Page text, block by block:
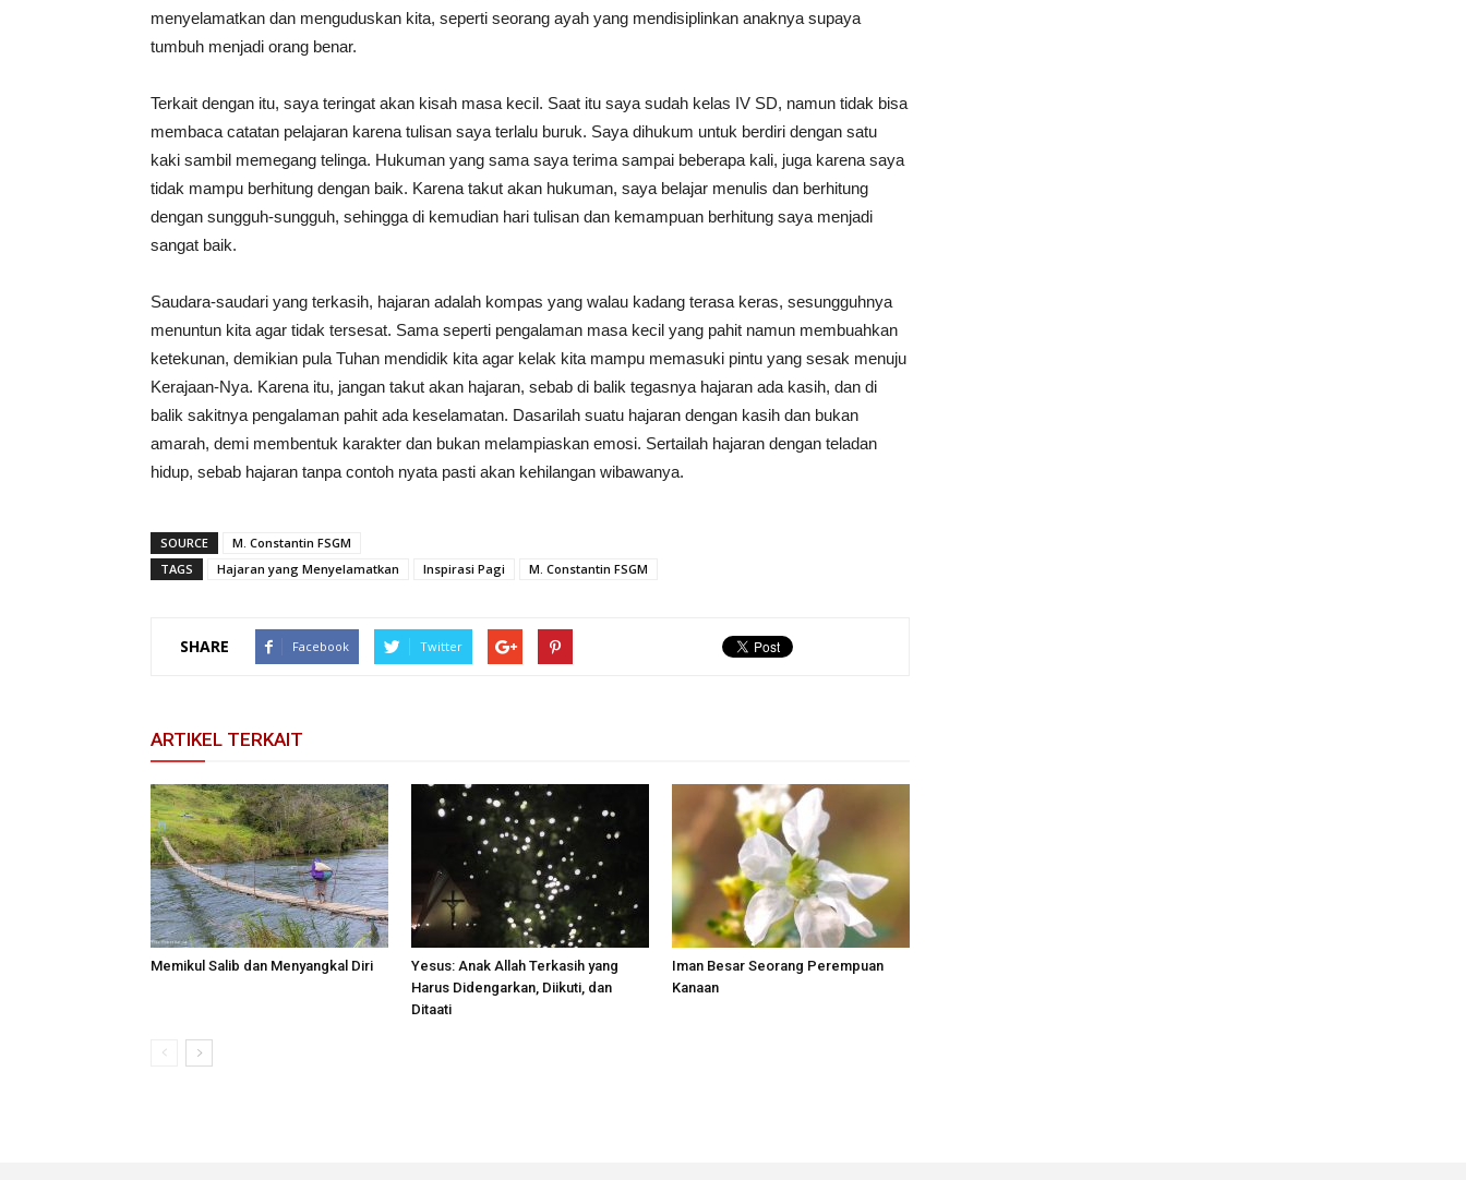
menyelamatkan dan menguduskan kita, seperti seorang ayah yang mendisiplinkan anaknya supaya
tumbuh menjadi orang benar.
Terkait dengan itu, saya teringat akan kisah masa kecil. Saat itu saya sudah kelas IV SD, namun tidak bisa
membaca catatan pelajaran karena tulisan saya terlalu buruk. Saya dihukum untuk berdiri dengan satu
kaki sambil memegang telinga. Hukuman yang sama saya terima sampai beberapa kali, juga karena saya
tidak mampu berhitung dengan baik. Karena takut akan hukuman, saya belajar menulis dan berhitung
dengan sungguh-sungguh, sehingga di kemudian hari tulisan dan kemampuan berhitung saya menjadi
sangat baik.
Saudara-saudari yang terkasih, hajaran adalah kompas yang walau kadang terasa keras, sesungguhnya
menuntun kita agar tidak tersesat. Sama seperti pengalaman masa kecil yang pahit namun membuahkan
ketekunan, demikian pula Tuhan mendidik kita agar kelak kita mampu memasuki pintu yang sesak menuju
Kerajaan-Nya. Karena itu, jangan takut akan hajaran, sebab di balik tegasnya hajaran ada kasih, dan di
balik sakitnya pengalaman pahit ada keselamatan. Dasarilah suatu hajaran dengan kasih dan bukan
amarah, demi membentuk karakter dan bukan melampiaskan emosi. Sertailah hajaran dengan teladan
hidup, sebab hajaran tanpa contoh nyata pasti akan kehilangan wibawanya.
SOURCE
M. Constantin FSGM
TAGS
Hajaran yang Menyelamatkan Inspirasi Pagi M. Constantin FSGM
SHARE Facebook Twitter
ARTIKEL TERKAIT
Memikul Salib dan Menyangkal Diri
Yesus: Anak Allah Terkasih yang
Harus Didengarkan, Diikuti, dan
Ditaati
Iman Besar Seorang Perempuan
Kanaan